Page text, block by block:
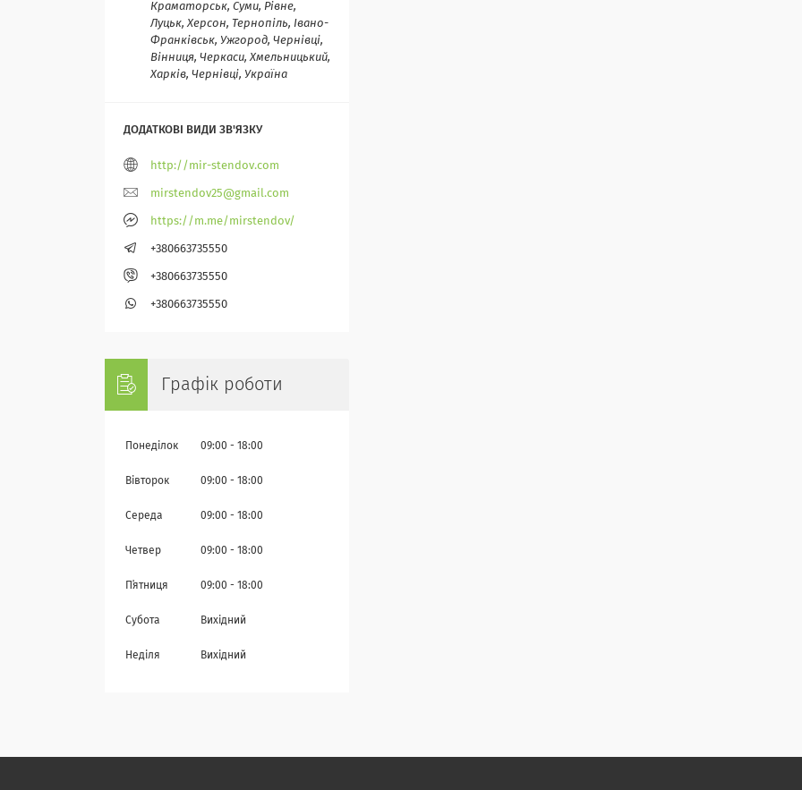
Краматорськ, Суми, Рівне,
Луцьк, Херсон, Тернопіль, Івано-
Франківськ, Ужгород, Чернівці,
Вінниця, Черкаси, Хмельницький,
Харків, Чернівці, Україна
http://mir-stendov.com
mirstendov25@gmail.com
https://m.me/mirstendov/
+380663735550
+380663735550
+380663735550
Графік роботи
Понеділок 09:00 18:00
Вівторок 09:00 18:00
Середа 09:00 18:00
Четвер 09:00 18:00
Пʼятниця 09:00 18:00
Субота Вихідний
Неділя Вихідний